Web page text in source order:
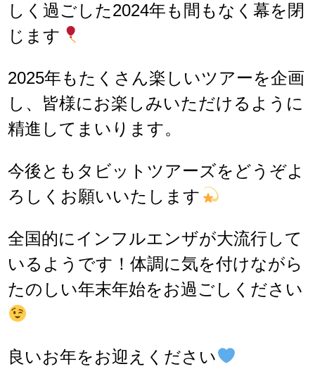
しく過ごした2024年も間もなく幕を閉
じます
2025年もたくさん楽しいツアーを企画
し、皆様にお楽しみいただけるように
精進してまいります。
今後ともタビットツアーズをどうぞよ
ろしくお願いいたします
全国的にインフルエンザが大流行して
いるようです！体調に気を付けながら
たのしい年末年始をお過ごしください
良いお年をお迎えください